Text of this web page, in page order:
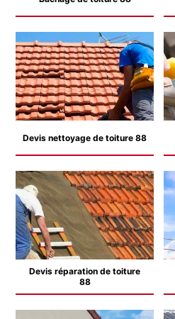
Devis nettoyage de toiture 88
Devis réparation de toiture
88